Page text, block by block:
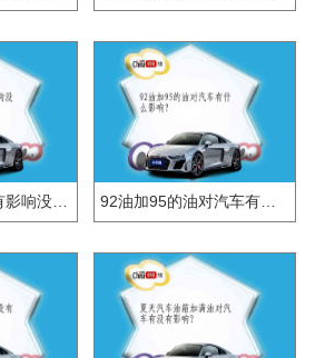
92油加95的油对汽车有什么影响？